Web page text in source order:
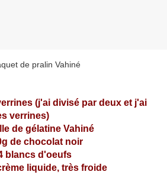
de pralin Vahiné
(j'ai divisé par deux et j'ai
verrines)
de gélatine Vahiné
de chocolat noir
blancs d'oeufs
liquide, très froide